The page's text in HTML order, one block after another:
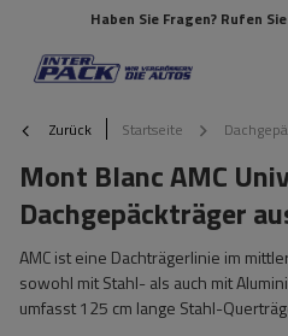
Haben Sie Fragen? Rufen
Zurück Startseite
Mont Blanc AMC
Dachgepäckträger
AMC ist eine Dachträgerlinie im
sowohl mit Stahl- als auch mit
umfasst 125 cm lange Stahl-